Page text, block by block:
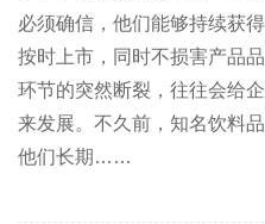
必须确信，他们能够持续获
按时上市，同时不损害产品
环节的突然断裂，往往会给
来发展。不久前，知名饮料
他们长期……